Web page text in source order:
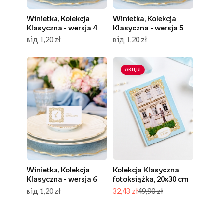
Winietka, Kolekcja
Klasyczna - wersja 4
від 1,20 zł
Winietka, Kolekcja
Klasyczna - wersja 5
від 1,20 zł
Winietka, Kolekcja
Klasyczna - wersja 6
від 1,20 zł
АКЦІЯ
Kolekcja Klasyczna
fotoksiążka, 20x30 cm
32,43 zł49,90 zł